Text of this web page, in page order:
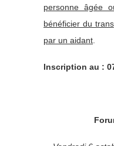
personne âgée
bénéficier du
par un aidant
Inscription au :